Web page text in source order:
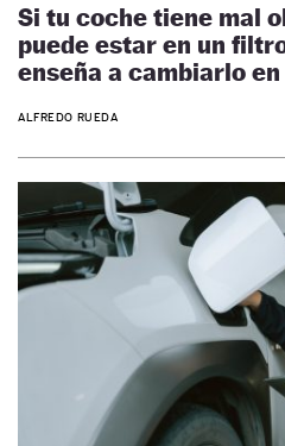
Si tu coche tiene mal
puede estar en un
enseña a cambiarlo
ALFREDO RUEDA